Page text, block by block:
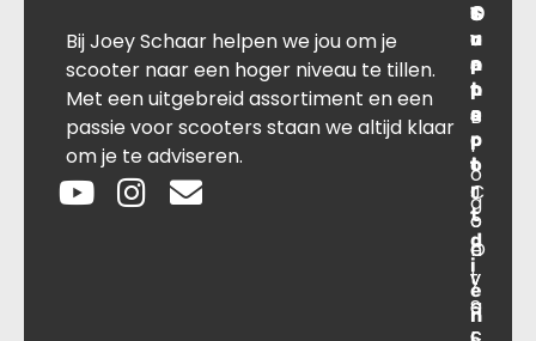
Bij Joey Schaar helpen we jou om je
scooter naar een hoger niveau te tillen.
Met een uitgebreid assortiment en een
passie voor scooters staan we altijd klaar
om je te adviseren.
T
r
a
n
s
p
o
r
t
d
i
e
n
O
v
e
r
B
l
o
g
O
v
e
r
S
u
p
p
o
r
t
C
o
n
t
a
c
C
o
n
t
a
c
t
J
o
e
y
S
c